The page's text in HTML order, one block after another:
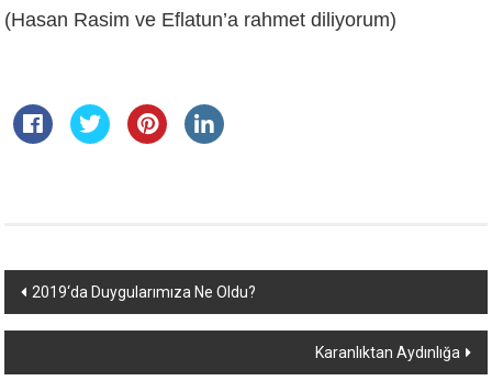
(Hasan Rasim ve Eflatun’a rahmet diliyorum)
Yazı
dolaşımı
2019‘da Duygularımıza Ne Oldu?
Karanlıktan Aydınlığa